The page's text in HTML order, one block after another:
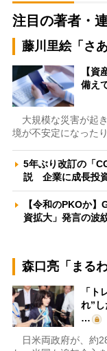
注目の著者・
藤川里絵「さ
【資
備え
大規模な災害が起
境が不安定になった
5年ぶり改訂の「
説 企業に成長投
【令和のPKOか
資拡大」発言の
森口亮「まる
「ト
れ”し
…
日米両政府が、約